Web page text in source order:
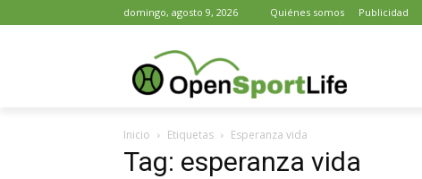
domingo, agosto 9, 2026 Quiénes somos Publicidad
Inicio Etiquetas Esperanza vida
Tag: esperanza vida